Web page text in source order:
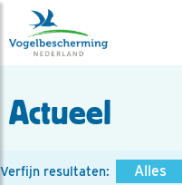
Actueel
Verfijn resultaten: Alles